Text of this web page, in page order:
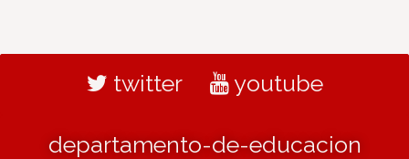
twitter youtube
departamento-de-educacion